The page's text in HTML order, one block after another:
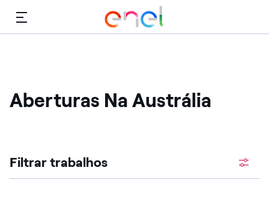
Cardápio
Aberturas Na Austrália
Filtrar trabalhos